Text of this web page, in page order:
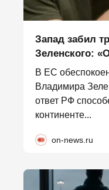
Запад забил
Зеленского:
В ЕС
Владимира
ответ РФ
континенте...
on-news.ru